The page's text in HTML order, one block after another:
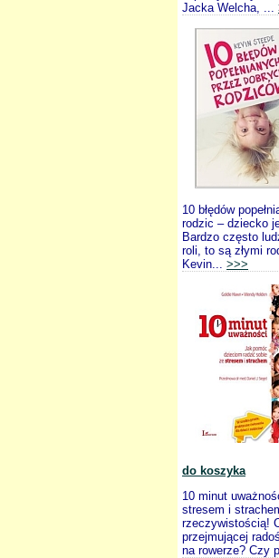
Jacka Welcha, ...
10 błędów
rodzic – dziecko
Bardzo często
roli, to są złymi
Kevin... >>>
do koszyka
10 minut
stresem i
rzeczywistością!
przejmującej
na rowerze? Czy